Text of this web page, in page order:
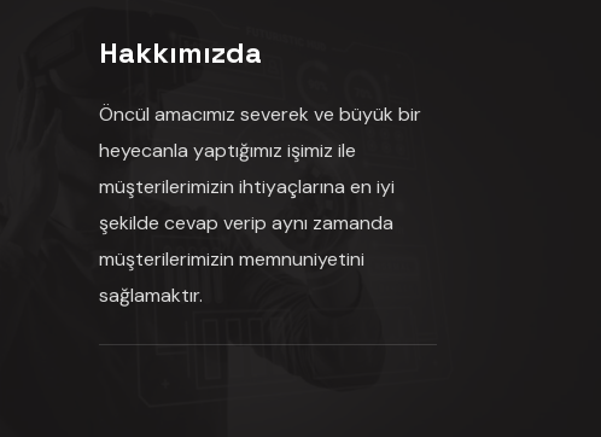
Hakkımızda
Öncül amacımız severek ve büyük bir
heyecanla yaptığımız işimiz ile
müşterilerimizin ihtiyaçlarına en iyi
şekilde cevap verip aynı zamanda
müşterilerimizin memnuniyetini
sağlamaktır.